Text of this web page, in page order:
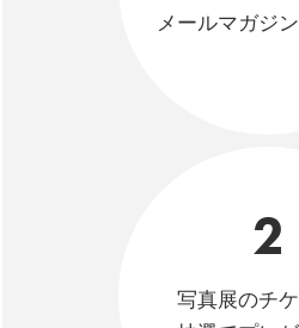
メールマガジ
2
写真展のチ